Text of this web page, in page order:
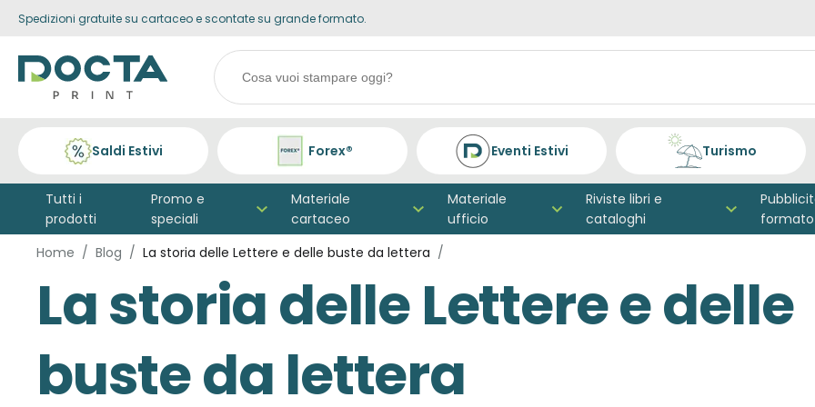
Skip to
Spedizioni gratuite su cartaceo e scontate su grande formato.
Search
products
Saldi Estivi Forex® Eventi Estivi Turismo
Tutti i
prodotti
Promo e
speciali
Materiale
cartaceo
Materiale
ufficio
Riviste libri e
cataloghi
formato
Home
Blog La storia delle Lettere e delle buste da lettera
La storia delle Lettere e delle
buste da lettera